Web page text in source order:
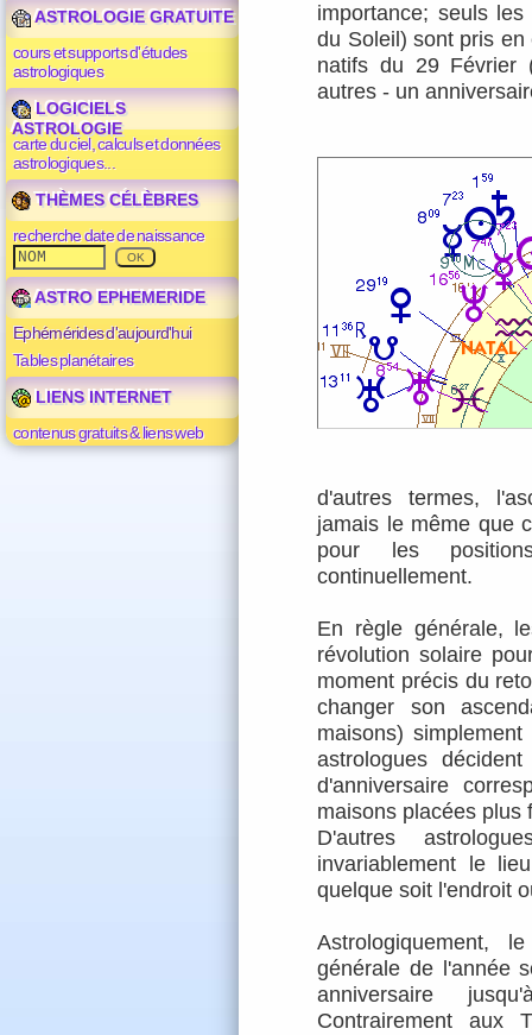
ASTROLOGIE GRATUITE
cours et supports d'études
astrologiques
LOGICIELS
ASTROLOGIE
carte du ciel, calculs et données
astrologiques...
THÈMES CÉLÈBRES
recherche date de naissance
ASTRO EPHEMERIDE
Ephémérides d'aujourd'hui
Tables planétaires
LIENS INTERNET
contenus gratuits & liens web
importance; seuls
du Soleil) sont pris
natifs du 29 Février
autres - un
d'autres termes,
jamais le même que
pour les
continuellement.
En règle générale,
révolution solaire
moment précis du
changer son
maisons)
astrologues
d'anniversaire
maisons placées plus
D'autres
invariablement le
quelque soit l'endroit
Astrologiquement,
générale de l'année
anniversaire
Contrairement aux